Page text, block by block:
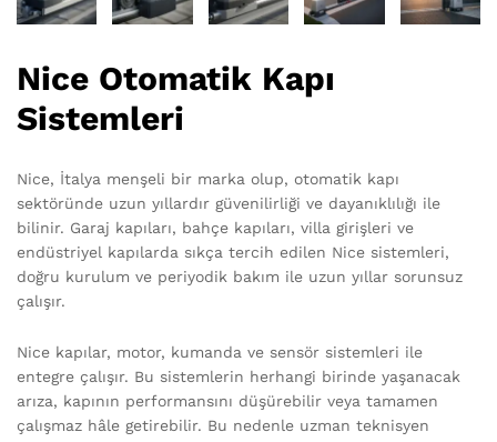
Nice Otomatik Kapı
Sistemleri
Nice, İtalya menşeli bir marka olup, otomatik kapı
sektöründe uzun yıllardır güvenilirliği ve dayanıklılığı ile
bilinir. Garaj kapıları, bahçe kapıları, villa girişleri ve
endüstriyel kapılarda sıkça tercih edilen Nice sistemleri,
doğru kurulum ve periyodik bakım ile uzun yıllar sorunsuz
çalışır.
Nice kapılar, motor, kumanda ve sensör sistemleri ile
entegre çalışır. Bu sistemlerin herhangi birinde yaşanacak
arıza, kapının performansını düşürebilir veya tamamen
çalışmaz hâle getirebilir. Bu nedenle uzman teknisyen